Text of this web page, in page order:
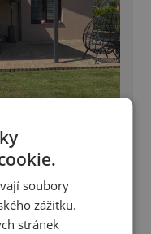
- Petřvald
m s prípravou
soubory
zážitku.
stránek